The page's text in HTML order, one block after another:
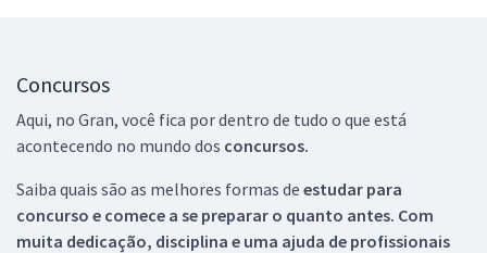
Concursos
Aqui, no Gran, você fica por dentro de tudo o que está
acontecendo no mundo dos concursos.
Saiba quais são as melhores formas de estudar para
concurso e comece a se preparar o quanto antes. Com
muita dedicação, disciplina e uma ajuda de profissionais